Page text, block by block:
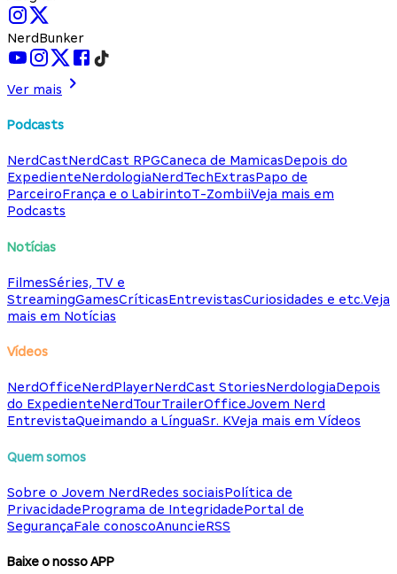
NerdBunker
Ver mais
Podcasts
NerdCastNerdCast RPGCaneca de MamicasDepois do
ExpedienteNerdologiaNerdTechExtrasPapo de
ParceiroFrança e o LabirintoT-ZombiiVeja mais em
Podcasts
Notícias
FilmesSéries, TV e
StreamingGamesCríticasEntrevistasCuriosidades e etc.Veja
mais em Notícias
Vídeos
NerdOfficeNerdPlayerNerdCast StoriesNerdologiaDepois
do ExpedienteNerdTourTrailerOfficeJovem Nerd
EntrevistaQueimando a LínguaSr. KVeja mais em Vídeos
Quem somos
Sobre o Jovem NerdRedes sociaisPolítica de
PrivacidadePrograma de IntegridadePortal de
SegurançaFale conoscoAnuncieRSS
Baixe o nosso APP